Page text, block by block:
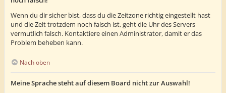
Wenn du dir sicher bist, dass du die Zeitzone richtig eingestellt hast
und die Zeit trotzdem noch falsch ist, geht die Uhr des Servers
vermutlich falsch. Kontaktiere einen Administrator, damit er das
Problem beheben kann.
Nach oben
Meine Sprache steht auf diesem Board nicht zur Auswahl!